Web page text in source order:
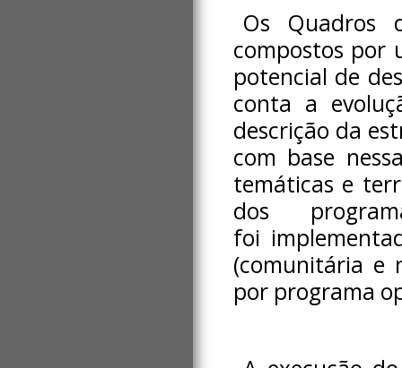
Os Quadros
compostos por
potencial de
conta a
descrição da
com base
temáticas e
dos
foi
(comunitária e
por programa